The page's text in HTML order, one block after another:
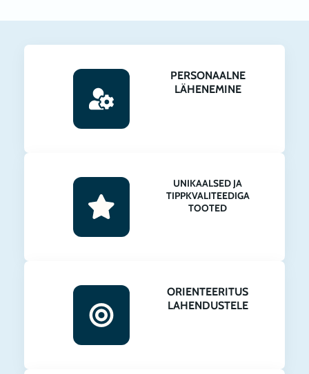
PERSONAALNE
LÄHENEMINE
UNIKAALSED JA
TIPPKVALITEEDIGA
TOOTED
ORIENTEERITUS
LAHENDUSTELE